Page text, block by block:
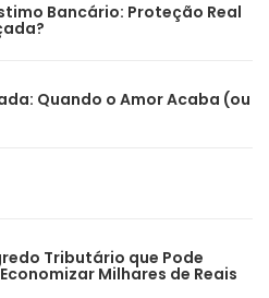
Bancário: Proteção Real
Quando o Amor Acaba (ou
Tributário que Pode
Milhares de Reais